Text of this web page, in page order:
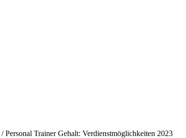
/Personal Trainer Gehalt: Verdienstmöglichkeiten 2023